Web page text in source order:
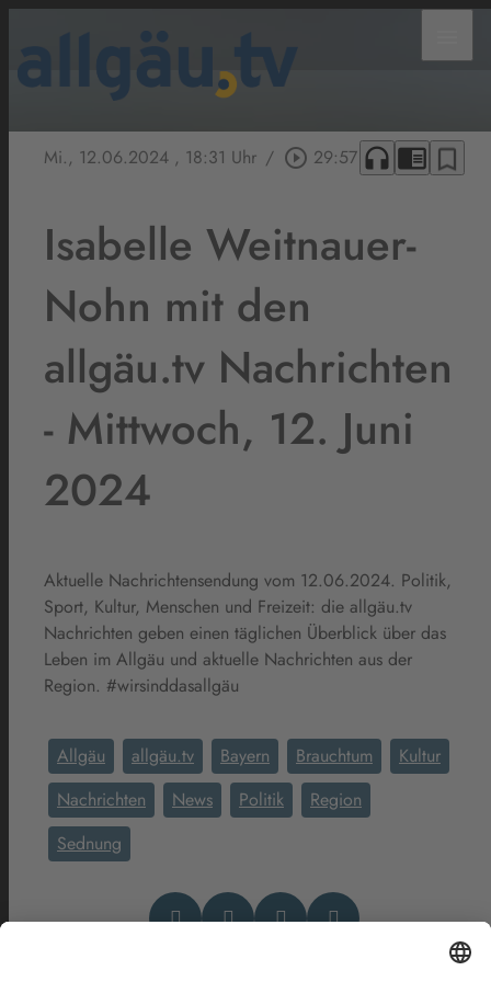
Mi., 12.06.2024 , 18:31 Uhr / play_circle_outline 29:57 headphones chrome_reader_mode bookmark_border
Isabelle Weitnauer-
Nohn mit den
allgäu.tv Nachrichten
- Mittwoch, 12. Juni
2024
Aktuelle Nachrichtensendung vom 12.06.2024. Politik,
Sport, Kultur, Menschen und Freizeit: die allgäu.tv
Nachrichten geben einen täglichen Überblick über das
Leben im Allgäu und aktuelle Nachrichten aus der
Region. #wirsinddasallgäu
Allgäu allgäu.tv Bayern Brauchtum
Kultur
Nachrichten
News Politik
Region
Sednung